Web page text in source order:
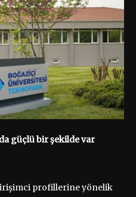
güçlü bir şekilde var
profillerine yönelik